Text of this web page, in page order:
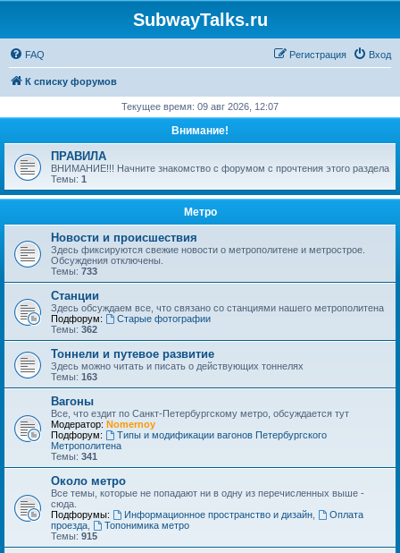
SubwayTalks.ru
FAQ Вход
Регистрация
К списку форумов
Текущее время: 09 авг 2026, 12:07
Внимание!
ПРАВИЛА
ВНИМАНИЕ!!! Начните знакомство с форумом с прочтения этого раздела
Темы: 1
Метро
Новости и происшествия
Здесь фиксируются свежие новости о метрополитене и метрострое.
Обсуждения отключены.
Темы: 733
Станции
Здесь обсуждаем все, что связано со станциями нашего метрополитена
Подфорум:
Старые фотографии
Темы: 362
Тоннели и путевое развитие
Здесь можно читать и писать о действующих тоннелях
Темы: 163
Вагоны
Все, что ездит по Санкт-Петербургскому метро, обсуждается тут
Модератор: Nomernoy
Подфорум:
Типы и модификации вагонов Петербургского
Метрополитена
Темы: 341
Около метро
Все темы, которые не попадают ни в одну из перечисленных выше -
сюда.
Подфорумы:
Информационное пространство и дизайн,
Оплата
проезда
Топонимика метро
Темы: 915